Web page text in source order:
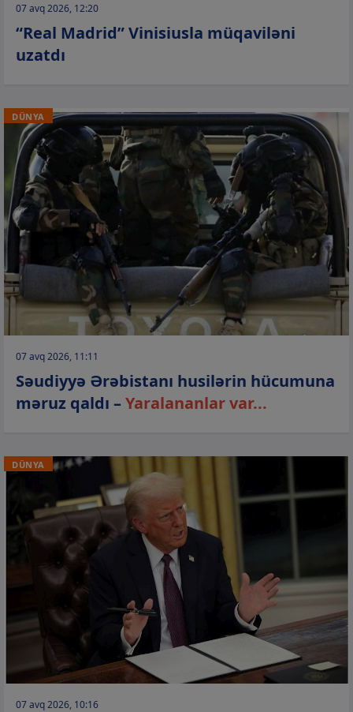
07 avq 2026, 12:20
“Real Madrid” Vinisiusla müqaviləni
uzatdı
DÜNYA
07 avq 2026, 11:11
Səudiyyə Ərəbistanı husilərin hücumuna
məruz qaldı –Yaralananlar var...
DÜNYA
07 avq 2026, 10:16